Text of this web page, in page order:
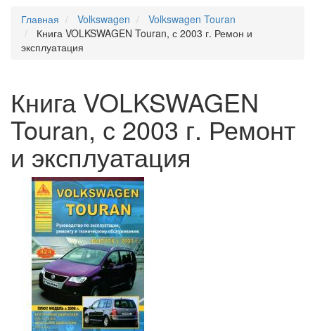
Главная
Volkswagen
Volkswagen Touran
Книга VOLKSWAGEN Touran, с 2003 г. Ремон и
эксплуатация
Книга VOLKSWAGEN
Touran, с 2003 г. Ремонт
и эксплуатация